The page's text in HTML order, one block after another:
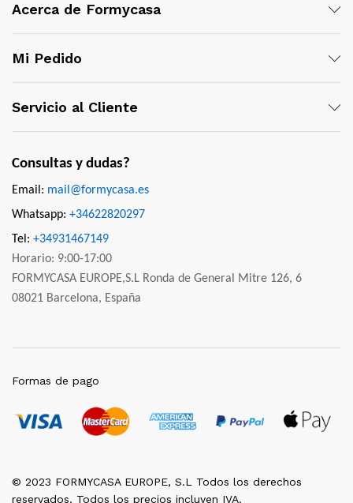
Acerca de Formycasa
Mi Pedido
Servicio al Cliente
Consultas y dudas?
Email: mail@formycasa.es
Whatsapp: +34622820297
Tel: +34931467149
Horario: 9:00-17:00
FORMYCASA EUROPE,S.L Ronda de General Mitre 126, 6
08021 Barcelona, España
© 2023 FORMYCASA EUROPE, S.L Todos los derechos
reservados. Todos los precios incluyen IVA.
Formas de pago